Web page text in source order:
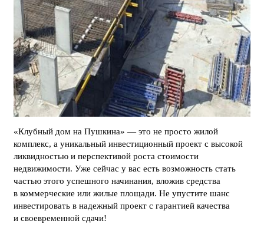
«Клубный дом на Пушкина» — это не просто жилой
комплекс, а уникальный инвестиционный проект с высокой
ликвидностью и перспективой роста стоимости
недвижимости. Уже сейчас у вас есть возможность стать
частью этого успешного начинания, вложив средства
в коммерческие или жилые площади. Не упустите шанс
инвестировать в надежный проект с гарантией качества
и своевременной сдачи!